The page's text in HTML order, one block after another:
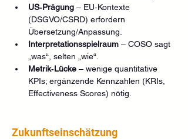
US‑Prägung – EU‑Kontexte
(DSGVO/CSRD) erfordern
Übersetzung/Anpassung.
Interpretationsspielraum – COSO sagt
„was“, selten „wie“.
Metrik‑Lücke – wenige quantitative
KPIs; ergänzende Kennzahlen (KRIs,
Effectiveness Scores) nötig.
Zukunftseinschätzung